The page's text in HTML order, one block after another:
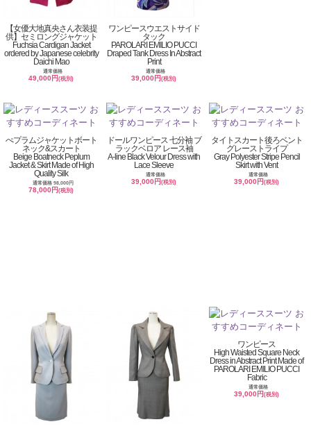
【女優大地真央さん衣装提
供】セミロングジャケット
Fuchsia Cardigan Jacket
ordered by Japanese celebrity
Daichi Mao
通常価格
49,000円(税別)
ワンピースウエストサイド
タック
PAROLARI EMILIO PUCCI
Draped Tank Dress In Abstract
Print
通常価格
39,000円(税別)
ぺプラムジャケットボート
ネック&スカート
Beige Boatneck Peplum
Jacket & Skirt Made of High
Quality Silk
通常価格 98,000円
78,000円(税別)
ドールワンピース 七分袖 ブ
ラックベロア レース袖
A-line Black Velour Dress with
Lace Sleeve
通常価格
39,000円(税別)
タイトスカート後ろベント
グレーストライプ
Gray Polyester Stripe Pencil
Skirt with Vent
通常価格
39,000円(税別)
ワンピース
High Waisted Square Neck
Dress in Abstract Print Made of
PAROLARI EMILIO PUCCI
Fabric
通常価格
39,000円(税別)